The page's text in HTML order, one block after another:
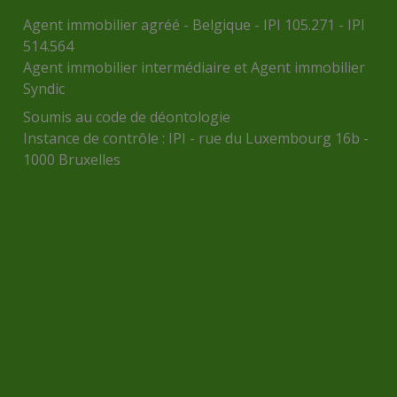
Agent immobilier agréé - Belgique - IPI 105.271 - IPI
514.564
Agent immobilier intermédiaire et Agent immobilier
Syndic
Soumis au code de déontologie
Instance de contrôle : IPI - rue du Luxembourg 16b -
1000 Bruxelles